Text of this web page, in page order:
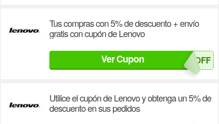
Tus compras con 5% de descuento + envío
gratis con cupón de Lenovo
Ver Cupon BOOKOFF
Utilice el cupón de Lenovo y obtenga un 5% de
descuento en sus pedidos